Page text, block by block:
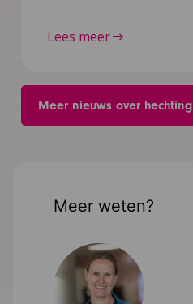
Lees meer
Meer nieuws over hechting
Meer weten?